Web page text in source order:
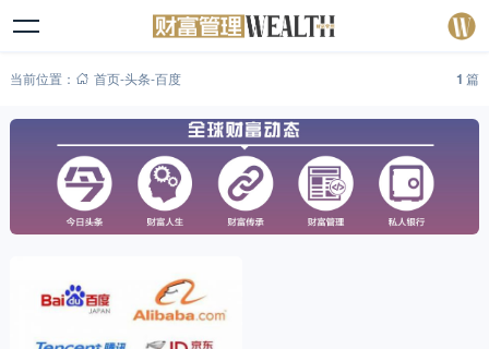
当前位置： 首页-头条-百度 1 篇